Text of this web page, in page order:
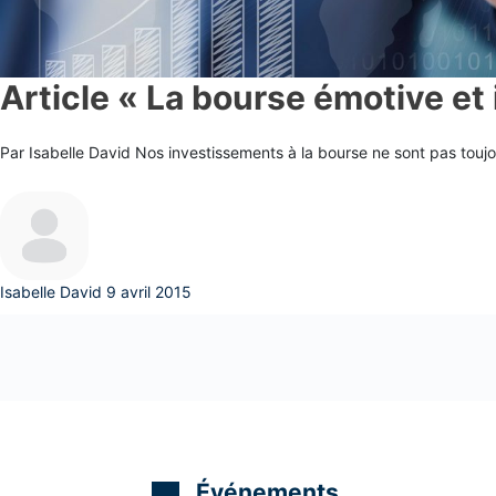
Article « La bourse émotive
Par Isabelle David Nos investissements à la bourse ne sont pas
Isabelle David 9 avril 2015